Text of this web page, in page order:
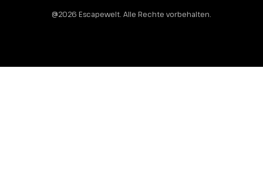
@2026 Escapewelt. Alle Rechte vorbehalten.